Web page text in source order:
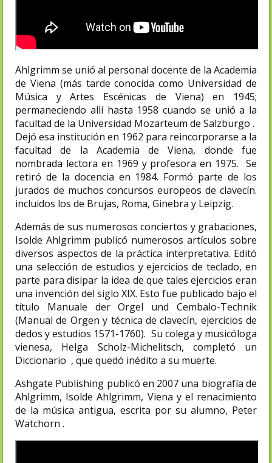
Ahlgrimm se unió al personal docente de la Academia
de Viena (más tarde conocida como Universidad de
Música y Artes Escénicas de Viena) en 1945;
permaneciendo allí hasta 1958 cuando se unió a la
facultad de la Universidad Mozarteum de Salzburgo .
Dejó esa institución en 1962 para reincorporarse a la
facultad de la Academia de Viena, donde fue
nombrada lectora en 1969 y profesora en 1975. Se
retiró de la docencia en 1984. Formó parte de los
jurados de muchos concursos europeos de clavecín.
incluidos los de Brujas, Roma, Ginebra y Leipzig.
Además de sus numerosos conciertos y grabaciones,
Isolde Ahlgrimm publicó numerosos artículos sobre
diversos aspectos de la práctica interpretativa. Editó
una selección de estudios y ejercicios de teclado, en
parte para disipar la idea de que tales ejercicios eran
una invención del siglo XIX. Esto fue publicado bajo el
título Manuale der Orgel und Cembalo-Technik
(Manual de Orgen y técnica de clavecín, ejercicios de
dedos y estudios 1571-1760). Su colega y musicóloga
vienesa, Helga Scholz-Michelitsch, completó un
Diccionario , que quedó inédito a su muerte.
Ashgate Publishing publicó en 2007 una biografía de
Ahlgrimm, Isolde Ahlgrimm, Viena y el renacimiento
de la música antigua, escrita por su alumno, Peter
Watchorn .